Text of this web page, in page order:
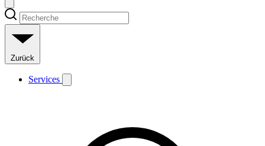
Zurück
Services